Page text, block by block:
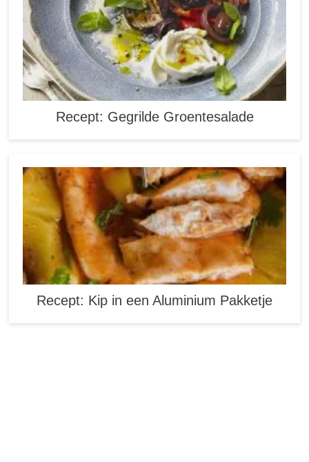
Recept: Gegrilde Groentesalade
Recept: Kip in een Aluminium Pakketje